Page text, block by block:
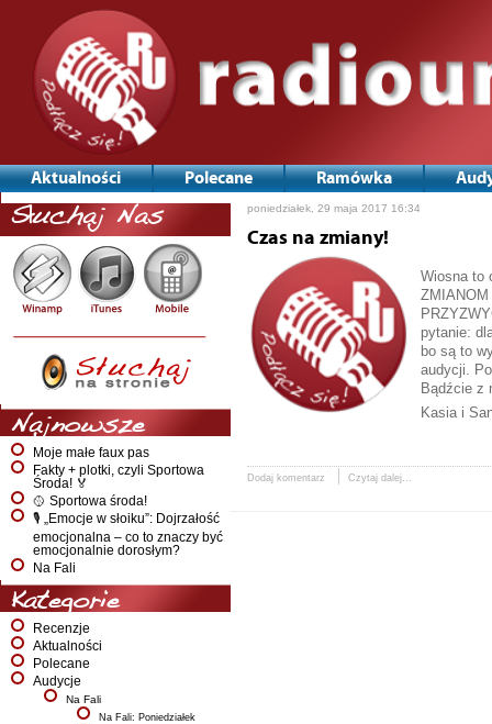
Aktualności Polecane Ramówka
Słuchaj Nas
Najnowsze
Moje małe faux pas
Fakty + plotki, czyli Sportowa
Środa! 🏅
🥎 Sportowa środa!
🎙️ „Emocje w słoiku”: Dojrzałość
emocjonalna – co to znaczy być
emocjonalnie dorosłym?
Na Fali
Kategorie
Recenzje
Aktualności
Polecane
Audycje
Na Fali
Na Fali: Poniedziałek
poniedziałek, 29 maja 2017 16:34
Czas na zmiany!
Wiosna to
pytanie:
bo są to
audycji.
Bądźcie z
Kasia i
Dodaj komentarz Czytaj dalej...